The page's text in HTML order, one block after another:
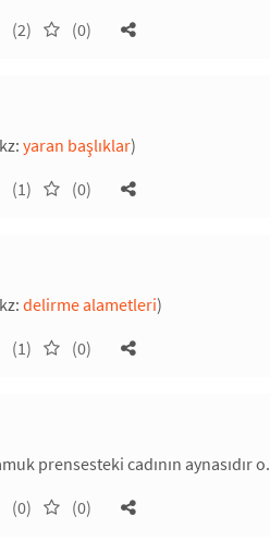
(2)
(0)
yaran başlıklar)
(1)
(0)
delirme alametleri)
(1)
(0)
prensesteki cadının aynasıdır o.
(0)
(0)